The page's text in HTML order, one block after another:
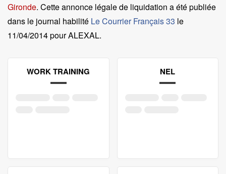
Gironde. Cette annonce légale de liquidation a été publiée
dans le journal habilité Le Courrier Français 33 le
11/04/2014 pour ALEXAL.
WORK TRAINING NEL